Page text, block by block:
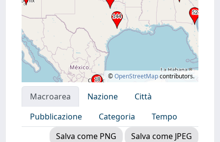
©OpenStreetMapcontributors.
Macroarea Nazione
Città
Pubblicazione
Categoria
Tempo
Salva come PNG
Salva come JPEG